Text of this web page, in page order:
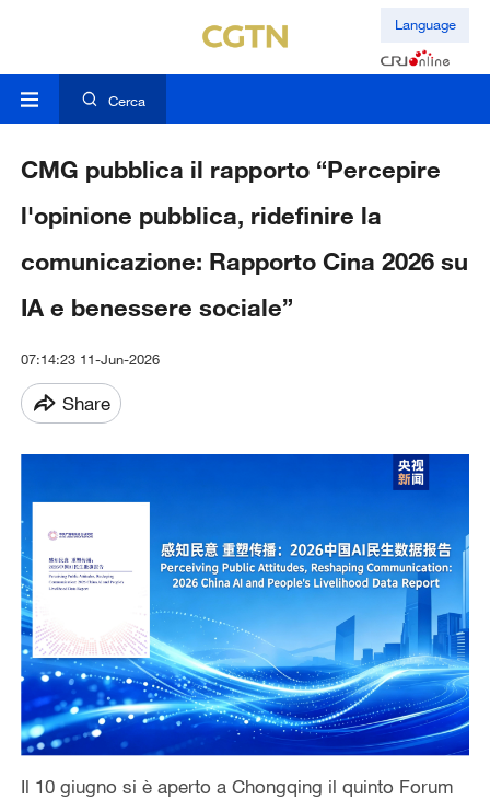
Language
Cerca
CMG pubblica il rapporto “Percepire
l'opinione pubblica, ridefinire la
comunicazione: Rapporto Cina 2026 su
IA e benessere sociale”
07:14:23 11-Jun-2026
Share
Il 10 giugno si è aperto a Chongqing il quinto Forum